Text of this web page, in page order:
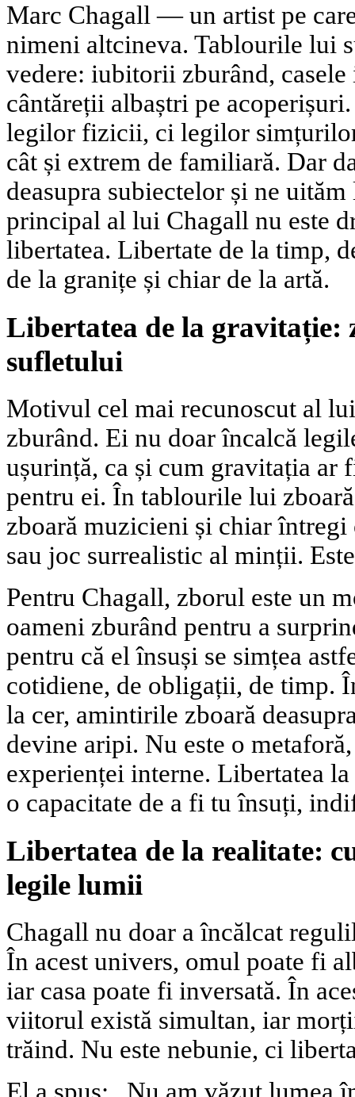
Marc Chagall — un artist pe
nimeni altcineva. Tablourile lui
vedere: iubitorii zburând,
cântăreții albaștri pe
legilor fizicii, ci legilor
cât și extrem de familiară. Dar
deasupra subiectelor și ne
principal al lui Chagall nu este
libertatea. Libertate de la timp,
de la granițe și chiar de la artă.
Libertatea de la gravitație:
sufletului
Motivul cel mai recunoscut al
zburând. Ei nu doar încalcă
ușurință, ca și cum gravitația ar
pentru ei. În tablourile lui
zboară muzicieni și chiar întregi
sau joc surrealistic al minții.
Pentru Chagall, zborul este un
oameni zburând pentru a
pentru că el însuși se simțea
cotidiene, de obligații, de timp.
la cer, amintirile zboară
devine aripi. Nu este o
experienței interne. Libertatea
o capacitate de a fi tu însuți,
Libertatea de la realitate:
legile lumii
Chagall nu doar a încălcat
În acest univers, omul poate fi
iar casa poate fi inversată. În
viitorul există simultan, iar
trăind. Nu este nebunie, ci